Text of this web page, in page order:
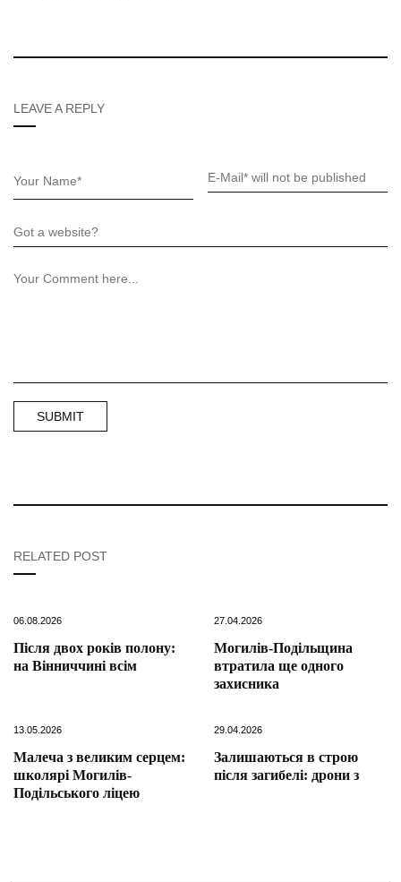
LEAVE A REPLY
RELATED POST
06.08.2026
Після двох років полону:
на Вінниччині всім
27.04.2026
Могилів-Подільщина
втратила ще одного
захисника
13.05.2026
Малеча з великим серцем:
школярі Могилів-
Подільського ліцею
29.04.2026
Залишаються в строю
після загибелі: дрони з